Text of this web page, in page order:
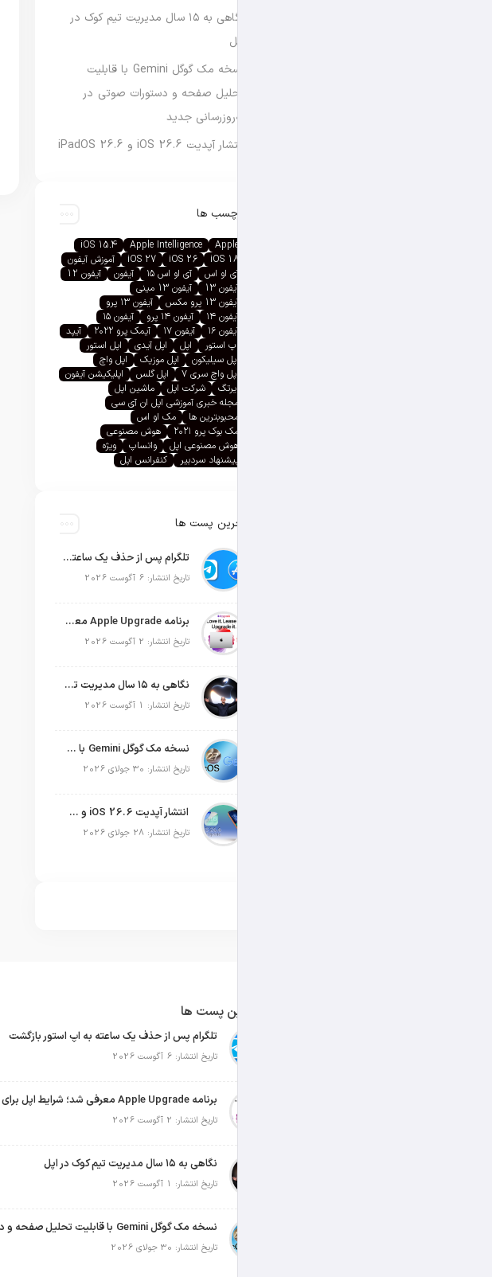
نگاهی به ۱۵ سال مدیریت تیم کوک در
اپل
نسخه مک گوگل Gemini با قابلیت
تحلیل صفحه و دستورات صوتی در
به‌روزرسانی جدید
انتشار آپدیت iOS 26.6 و iPadOS 26.6
برچسب ها
Apple
Apple Intelligence
iOS 15.4
iOS 18
iOS 26
iOS 27
آموزش آیفون
آی او اس
آی او اس ۱۵ آیفون
آیفون 12
آیفون 13
آیفون 13 مینی
آیفون 13 پرو مکس
آیفون ۱۳ پرو
آیفون ۱۴
آیفون ۱۴ پرو
آیفون ۱۵
آیفون ۱۶
آیفون ۱۷ آیمک پرو ۲۰۲۲
آیپد
اپ استور
اپل اپل آیدی
اپل استور
اپل سیلیکون
اپل موزیک
اپل واچ
اپل واچ سری ۷
اپل گلس
اپلیکیشن آیفون
ایرتگ
شرکت اپل
ماشین اپل
مجله خبری آموزشی اپل ان آی سی
محبوبترین ها
مک او اس
مک بوک پرو ۲۰۲۱
هوش مصنوعی
هوش مصنوعی اپل
واتساپ
ویژه
پیشنهاد سردبیر
کنفرانس اپل
آخرین پست ها
تلگرام پس از حذف یک ساعته به اپ استور بازگشت
تاریخ انتشار: 6 آگوست 2026
برنامه Apple Upgrade معرفی شد؛ شرایط اپل برای اجاره آیفون، آیپد، مک و اپل واچ
تاریخ انتشار: 2 آگوست 2026
نگاهی به ۱۵ سال مدیریت تیم کوک در اپل
تاریخ انتشار: 1 آگوست 2026
نسخه مک گوگل Gemini با قابلیت تحلیل صفحه و دستورات صوتی در به‌روزرسانی جدید
تاریخ انتشار: 30 جولای 2026
انتشار آپدیت iOS 26.6 و iPadOS 26.6
تاریخ انتشار: 28 جولای 2026
آخرین پست ها
تلگرام پس از حذف یک ساعته به اپ استور بازگشت
تاریخ انتشار: 6 آگوست 2026
تاریخ انتشار: 2 آگوست 2026
نگاهی به ۱۵ سال مدیریت تیم کوک در اپل
تاریخ انتشار: 1 آگوست 2026
تاریخ انتشار: 30 جولای 2026